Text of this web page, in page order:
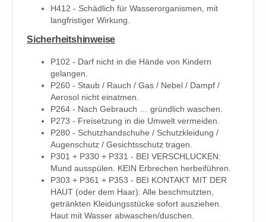
H412 - Schädlich für Wasserorganismen, mit
langfristiger Wirkung.
Sicherheitshinweise
P102 - Darf nicht in die Hände von Kindern
gelangen.
P260 - Staub / Rauch / Gas / Nebel / Dampf /
Aerosol nicht einatmen.
P264 - Nach Gebrauch … gründlich waschen.
P273 - Freisetzung in die Umwelt vermeiden.
P280 - Schutzhandschuhe / Schutzkleidung /
Augenschutz / Gesichtsschutz tragen.
P301 + P330 + P331 - BEI VERSCHLUCKEN:
Mund ausspülen. KEIN Erbrechen herbeiführen.
P303 + P361 + P353 - BEI KONTAKT MIT DER
HAUT (oder dem Haar): Alle beschmutzten,
getränkten Kleidungsstücke sofort ausziehen.
Haut mit Wasser abwaschen/duschen.